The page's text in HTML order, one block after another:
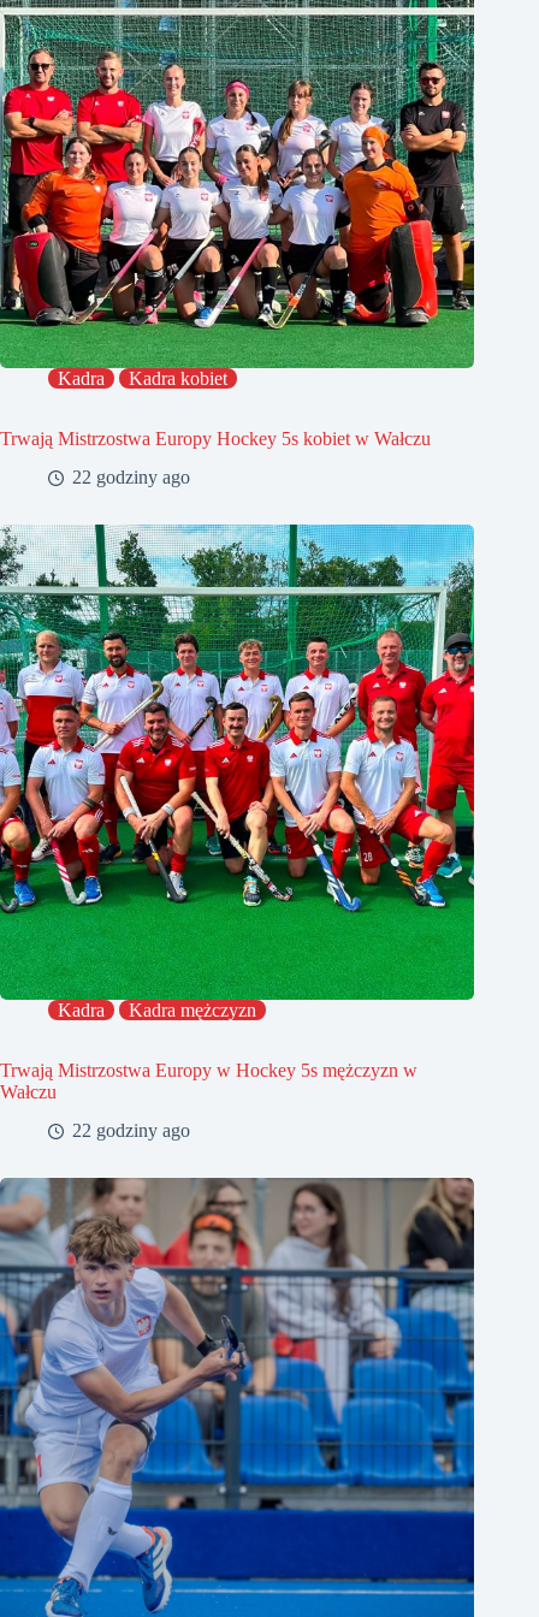
Kadra Kadra kobiet
Trwają Mistrzostwa Europy Hockey 5s kobiet w Wałczu
22 godziny ago
Kadra Kadra mężczyzn
Trwają Mistrzostwa Europy w Hockey 5s mężczyzn w
Wałczu
22 godziny ago